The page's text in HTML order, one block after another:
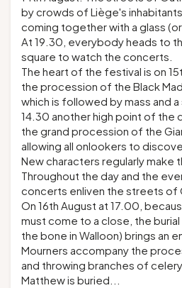
by crowds of Liège's
coming together with a glass
At 19.30, everybody heads to
square to watch the concerts.
The heart of the festival is on
the procession of the Black
which is followed by mass and
14.30 another high point of the
the grand procession of the
allowing all onlookers to
New characters regularly make
Throughout the day and the
concerts enliven the streets of
On 16th August at 17.00,
must come to a close, the
the bone in Walloon) brings an
Mourners accompany the
and throwing branches of
Matthew is buried...